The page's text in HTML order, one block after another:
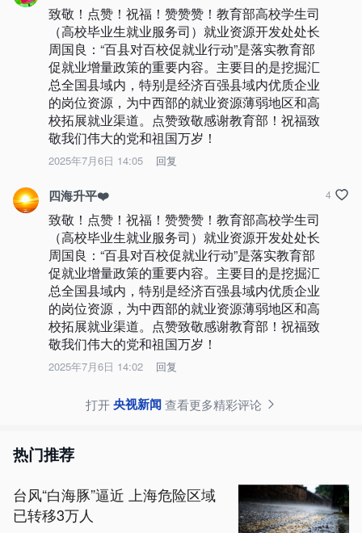
致敬！点赞！祝福！赞赞赞！教育部高校学生司
（高校毕业生就业服务司）就业资源开发处处长
周国良：“百县对百校促就业行动”是落实教育部
促就业增量政策的重要内容。主要目的是挖掘汇
总全国县域内，特别是经济百强县域内优质企业
的岗位资源，为中西部的就业资源薄弱地区和高
校拓展就业渠道。点赞致敬感谢教育部！祝福致
敬我们伟大的党和祖国万岁！
2025年7月6日 14:05 回复
四海升平❤️
致敬！点赞！祝福！赞赞赞！教育部高校学生司
（高校毕业生就业服务司）就业资源开发处处长
周国良：“百县对百校促就业行动”是落实教育部
促就业增量政策的重要内容。主要目的是挖掘汇
总全国县域内，特别是经济百强县域内优质企业
的岗位资源，为中西部的就业资源薄弱地区和高
校拓展就业渠道。点赞致敬感谢教育部！祝福致
敬我们伟大的党和祖国万岁！
2025年7月6日 14:02 回复
4
打开央视新闻查看更多精彩评论
热门推荐
台风“白海豚”逼近 上海危险区域
已转移3万人